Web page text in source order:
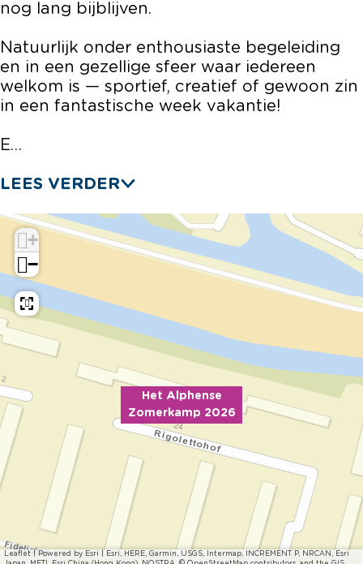
nog lang bijblijven.
Natuurlijk onder enthousiaste begeleiding
en in een gezellige sfeer waar iedereen
welkom is — sportief, creatief of gewoon zin
in een fantastische week vakantie!
E…
LEES VERDER
Het Alphense
Zomerkamp 2026
+
−
Leaflet
Powered by Esri | Esri, HERE, Garmin, USGS, Intermap, INCREMENT P, NRCAN, Esri